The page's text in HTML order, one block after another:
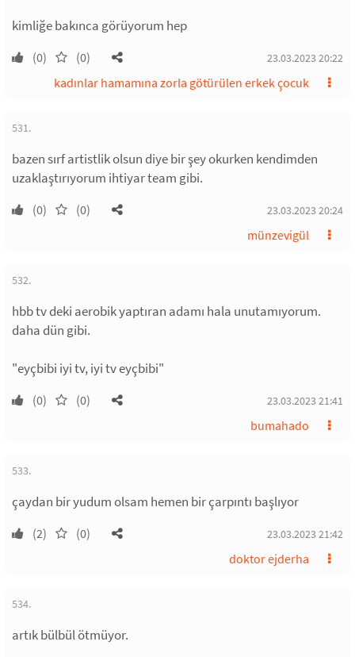
kimliğe bakınca görüyorum hep
(0) (0) 23.03.2023 20:22
kadınlar hamamına zorla götürülen erkek çocuk
531.
bazen sırf artistlik olsun diye bir şey okurken kendimden
uzaklaştırıyorum ihtiyar team gibi.
(0) (0) 23.03.2023 20:24
münzevigül
532.
hbb tv deki aerobik yaptıran adamı hala unutamıyorum.
daha dün gibi.
"eyçbibi iyi tv, iyi tv eyçbibi"
(0) (0) 23.03.2023 21:41
bumahado
533.
çaydan bir yudum olsam hemen bir çarpıntı başlıyor
(2) (0) 23.03.2023 21:42
doktor ejderha
534.
artık bülbül ötmüyor.